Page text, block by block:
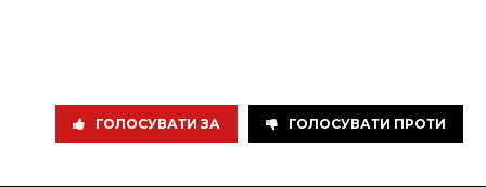
ГОЛОСУВАТИ ЗА ГОЛОСУВАТИ ПРОТИ